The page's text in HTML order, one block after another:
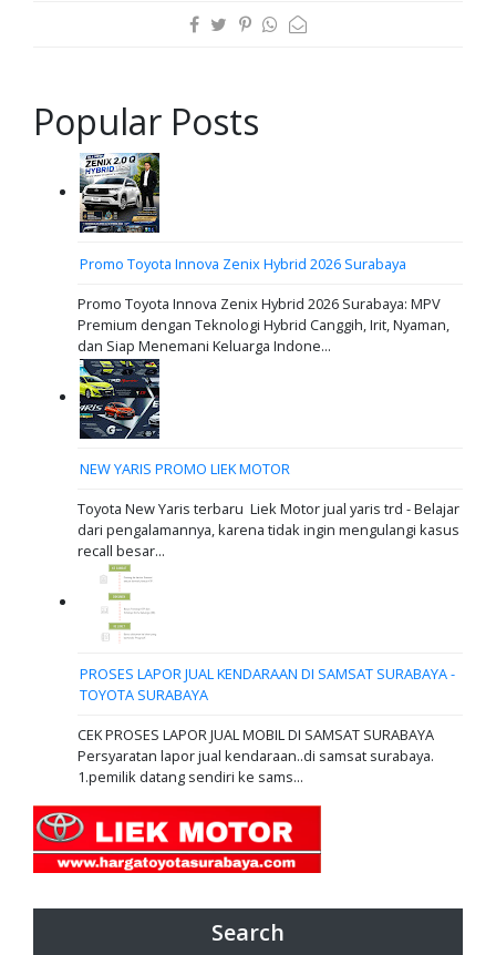
Popular Posts
Promo Toyota Innova Zenix Hybrid 2026 Surabaya
Promo Toyota Innova Zenix Hybrid 2026 Surabaya: MPV
Premium dengan Teknologi Hybrid Canggih, Irit, Nyaman,
dan Siap Menemani Keluarga Indone...
NEW YARIS PROMO LIEK MOTOR
Toyota New Yaris terbaru Liek Motor jual yaris trd - Belajar
dari pengalamannya, karena tidak ingin mengulangi kasus
recall besar...
PROSES LAPOR JUAL KENDARAAN DI SAMSAT SURABAYA -
TOYOTA SURABAYA
CEK PROSES LAPOR JUAL MOBIL DI SAMSAT SURABAYA
Persyaratan lapor jual kendaraan..di samsat surabaya.
1.pemilik datang sendiri ke sams...
Search